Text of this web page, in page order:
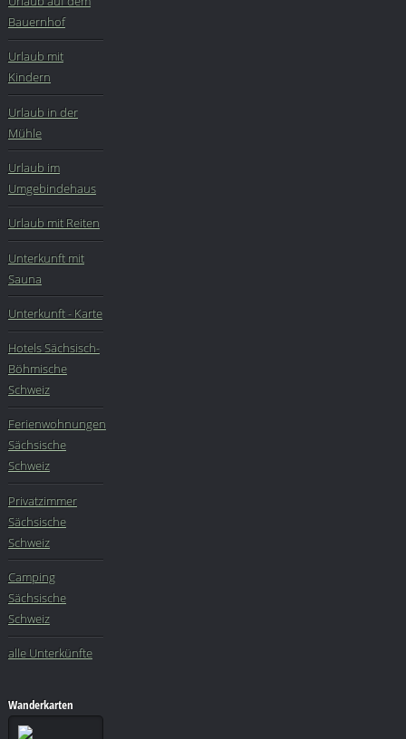
Bauernhof
Urlaub mit
Kindern
Urlaub in der
Mühle
Urlaub im
Umgebindehaus
Urlaub mit Reiten
Unterkunft mit
Sauna
Unterkunft - Karte
Hotels Sächsisch-
Böhmische
Schweiz
Ferienwohnungen
Sächsische
Schweiz
Privatzimmer
Sächsische
Schweiz
Camping
Sächsische
Schweiz
alle Unterkünfte
Wanderkarten